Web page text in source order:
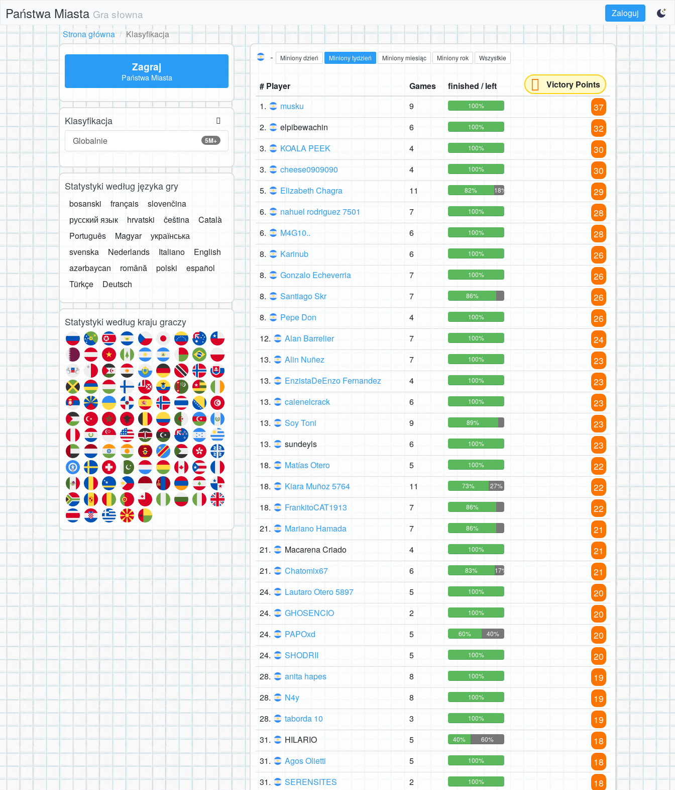
Państwa Miasta Gra słowna
Zaloguj
Strona główna
Klasyfikacja
- Miniony dzień Miniony tydzień Miniony miesiąc Miniony rok Wszystkie
# Player Games finished / left
Victory Points
1.
musku 9 100% 37
2. elpibewachin 6 100% 32
3. KOALA PEEK 4 100% 30
3. cheese0909090 4 100% 30
5. Elizabeth Chagra 11 82% 18% 29
6. nahuel rodriguez 7501 7 100% 28
6. M4G10.. 6 100% 28
8. Karinub 6 100% 26
8. Gonzalo Echeverria 7 100% 26
8. Santiago Skr 7 86% 26
8. Pepe Don 4 100% 26
12. Alan Barrelier 7 100% 24
13. Alin Nuñez 7 100% 23
13. EnzistaDeEnzo Fernandez 4 100% 23
13. calenelcrack 6 100% 23
13. Soy Toni 9 89% 23
13. sundeyls 6 100% 23
18. Matías Otero 5 100% 22
18. Kiara Muñoz 5764 11 73% 27% 22
18. FrankitoCAT1913 7 86% 22
21. Mariano Hamada 7 86% 21
21. Macarena Criado 4 100% 21
21. Chatomix67 6 83% 17% 21
24. Lautaro Otero 5897 5 100% 20
24. GHOSENCIO 2 100% 20
24. PAPOxd 5 60% 40% 20
24. SHODRII 5 100% 20
28. anita hapes 8 100% 19
28. N4y 8 100% 19
28. taborda 10 3 100% 19
31. HILARIO 5 40% 60% 18
31. Agos Olietti 5 100% 18
31. SERENSITES 2 100% 18
Zagraj
Państwa Miasta
Klasyfikacja
5M+
Globalnie
Statystyki według języka gry
bosanski français
slovenčina
русский язык
hrvatski čeština
Català
Português
Magyar
українська
svenska
Nederlands Italiano
English
azərbaycan
română polski
español
Türkçe
Deutsch
Statystyki według kraju graczy